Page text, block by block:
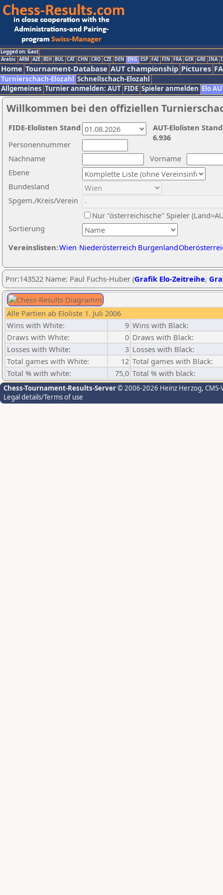
Logged on: Gast
Arabic ARM AZE BIH BUL CAT CHN CRO CZE DEN ENG ESP FAI FIN FRA GER GRE INA
Home Tournament-Database AUT championship Pictures
Turnierschach-Elozahl Schnellschach-Elozahl
Allgemeines Turnier anmelden: AUT FIDE Spieler anmelden Elo
Willkommen bei den offiziellen
Nachname
Vorname
Ebene
Sortierung
Personennummer
Bundesland
Spgem./Kreis/Verein
Nur "österreichische" Spieler
Vereinslisten:Wien Niederösterreich Burgenland
AUT-Elolisten
6.936
FIDE-Elolisten Stand
Pnr:143522 Name: Paul Fuchs-Huber (Grafik Elo-Zeitreihe,
Alle Partien ab Eloliste 1. Juli 2006
Wins with White:
9 Wins with Black:
Draws with White:
0 Draws with Black:
Losses with White:
3 Losses with Black:
Total games with White:
12 Total games with Black:
Total % with white:
75,0 Total % with black:
Chess-Tournament-Results-Server© 2006-2026 Heinz Herzog,
Legal details/Terms of use